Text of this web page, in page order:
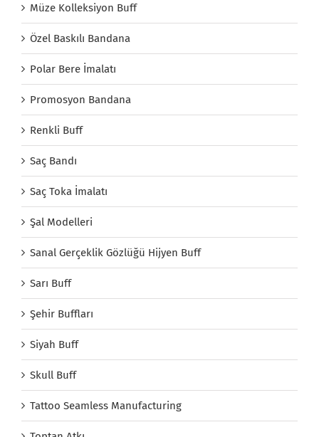
Müze Kolleksiyon Buff
Özel Baskılı Bandana
Polar Bere İmalatı
Promosyon Bandana
Renkli Buff
Saç Bandı
Saç Toka İmalatı
Şal Modelleri
Sanal Gerçeklik Gözlüğü Hijyen Buff
Sarı Buff
Şehir Buffları
Siyah Buff
Skull Buff
Tattoo Seamless Manufacturing